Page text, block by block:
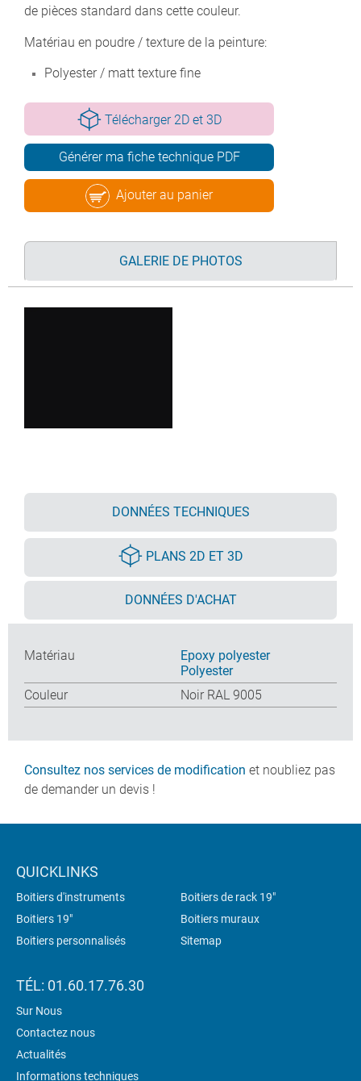
de pièces standard dans cette couleur.
Matériau en poudre / texture de la peinture:
Polyester / matt texture fine
Télécharger 2D et 3D
Générer ma fiche technique PDF
Ajouter au panier
GALERIE DE PHOTOS
DONNÉES TECHNIQUES
PLANS 2D ET 3D
DONNÉES D'ACHAT
Matériau
Epoxy polyester
Polyester
Couleur
Noir RAL 9005
Consultez nos services de modification et noubliez pas
de demander un devis !
QUICKLINKS
Boitiers d'instruments
Boitiers de rack 19"
Boitiers 19"
Boitiers muraux
Boitiers personnalisés
Sitemap
TÉL: 01.60.17.76.30
Sur Nous
Contactez nous
Actualités
Informations techniques